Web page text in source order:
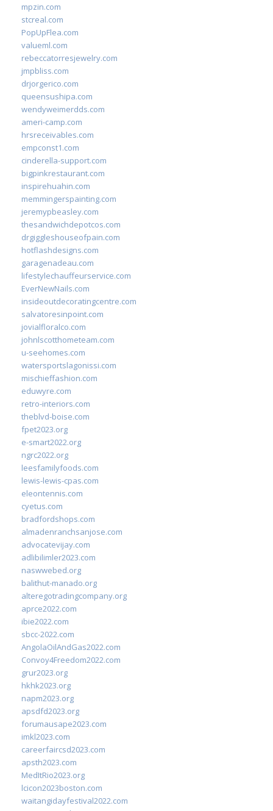
mpzin.com
stcreal.com
PopUpFlea.com
valueml.com
rebeccatorresjewelry.com
jmpbliss.com
drjorgerico.com
queensushipa.com
wendyweimerdds.com
ameri-camp.com
hrsreceivables.com
empconst1.com
cinderella-support.com
bigpinkrestaurant.com
inspirehuahin.com
memmingerspainting.com
jeremypbeasley.com
thesandwichdepotcos.com
drgiggleshouseofpain.com
hotflashdesigns.com
garagenadeau.com
lifestylechauffeurservice.com
EverNewNails.com
insideoutdecoratingcentre.com
salvatoresinpoint.com
jovialfloralco.com
johnlscotthometeam.com
u-seehomes.com
watersportslagonissi.com
mischieffashion.com
eduwyre.com
retro-interiors.com
theblvd-boise.com
fpet2023.org
e-smart2022.org
ngrc2022.org
leesfamilyfoods.com
lewis-lewis-cpas.com
eleontennis.com
cyetus.com
bradfordshops.com
almadenranchsanjose.com
advocatevijay.com
adlibilimler2023.com
naswwebed.org
balithut-manado.org
alteregotradingcompany.org
aprce2022.com
ibie2022.com
sbcc-2022.com
AngolaOilAndGas2022.com
Convoy4Freedom2022.com
grur2023.org
hkhk2023.org
napm2023.org
apsdfd2023.org
forumausape2023.com
imkl2023.com
careerfaircsd2023.com
apsth2023.com
MedItRio2023.org
lcicon2023boston.com
waitangidayfestival2022.com